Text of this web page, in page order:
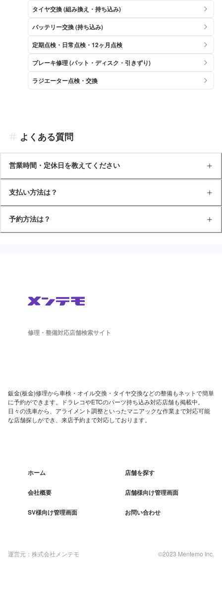
タイヤ交換 (組み換え・持ち込み)
バッテリー交換 (持ち込み)
定期点検・日常点検・12ヶ月点検
ブレーキ修理 (パット・ディスク・引きずり)
ラジエーター点検・交換
よくある質問
営業時間・定休日を教えてください
支払い方法は？
予約方法は？
修理・整備対応店舗検索サイト
鈑金(板金)修理から車検・オイル交換・タイヤ交換などの整備もネットで簡単
に予約ができます。ドラレコやETCのパーツ持ち込み対応店舗も掲載中。
日々の洗車から、アライメント調整といったマニアックな作業まで対応可能
な店舗探しができ、来店予約まで対応しております。
ホーム 店舗を探す
会社概要 店舗様向け管理画面
SV様向け管理画面 お問い合わせ
運営元：株式会社メンテモ ©2023 Mentemo Inc.